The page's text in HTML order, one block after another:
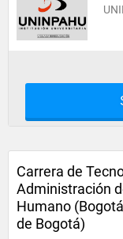
Carrera de
Administración
Humano
de Bogotá)